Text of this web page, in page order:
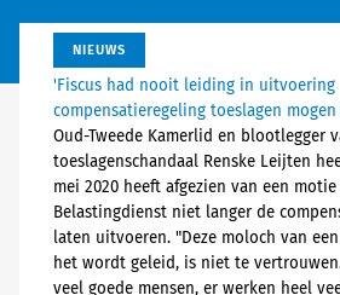
NIEUWS
'Fiscus had nooit leiding in uitvoering
compensatieregeling toeslagen
Oud-Tweede Kamerlid en blootlegger
toeslagenschandaal Renske Leijten
mei 2020 heeft afgezien van een
Belastingdienst niet langer de
laten uitvoeren. "Deze moloch van
het wordt geleid, is niet te
veel goede mensen, er werken heel